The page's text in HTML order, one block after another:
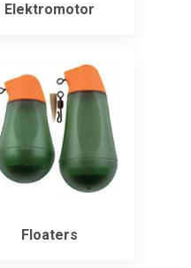
Elektromotor
Floaters